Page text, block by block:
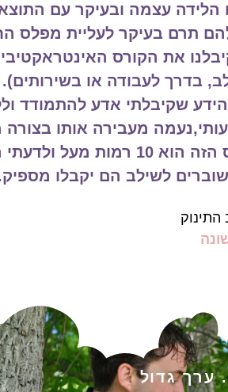
והרגישות שלך (שוב) עשית
ובהתבוננות משותפת,
לדבר את זה… לצחוק
עומדת לעבור בדרך
שלנו בתקופת ההורות
הוא כל כך מלא וגדוש
מה מחכה מעבר לשער
ומשמעותיים.
ראשון
גדול